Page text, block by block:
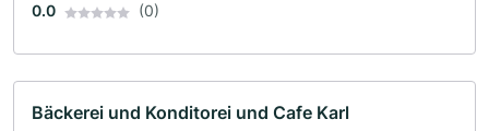
0.0 (0)
Bäckerei und Konditorei und Cafe Karl